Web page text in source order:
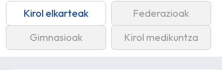
Kirol elkarteak
Federazioak
Gimnasioak
Kirol medikuntza